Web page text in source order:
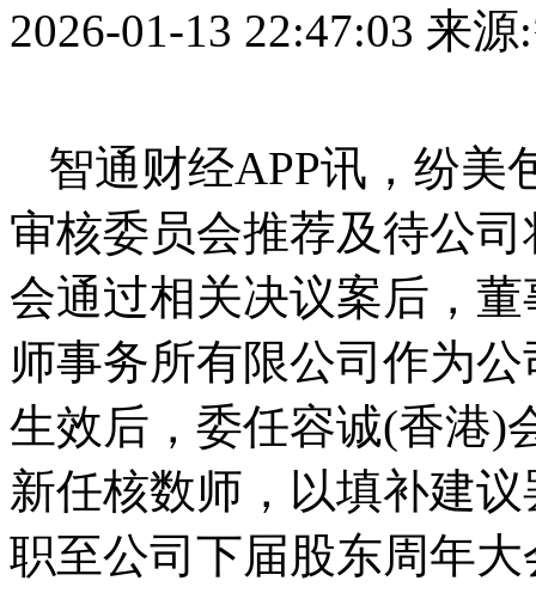
2026-01-13 22:47:03 来源
智通财经APP讯，纷美
审核委员会推荐及待公
会通过相关决议案后，
师事务所有限公司作为
生效后，委任容诚(香港)
新任核数师，以填补建
职至公司下届股东周年